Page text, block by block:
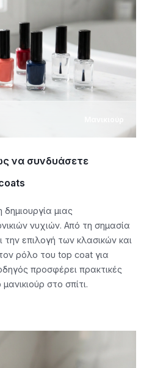
να συνδυάσετε
μιας
νυχιών. Από τη σημασία
επιλογή των κλασικών και
ρόλο του top coat για
προσφέρει πρακτικές
στο σπίτι.